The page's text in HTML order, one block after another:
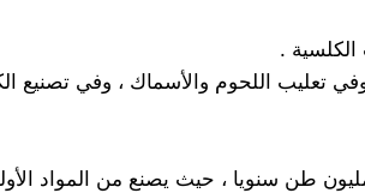
.
تعليب اللحوم والأسماك ، وفي تصنيع